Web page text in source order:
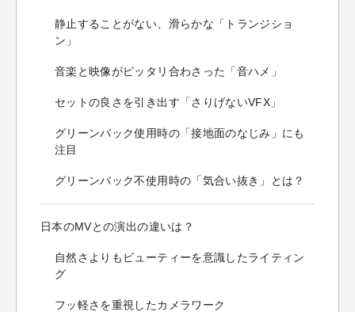
静止することがない、滑らかな「トランジショ
ン」
音楽と映像がピッタリ合わさった「音ハメ」
セットの良さを引き出す「さりげないVFX」
グリーンバック使用時の「接地面のなじみ」にも
注目
グリーンバック不使用時の「気合い抜き」とは？
日本のMVとの演出の違いは？
自然さよりもビューティーを意識したライティン
グ
フッ軽さを重視したカメラワーク